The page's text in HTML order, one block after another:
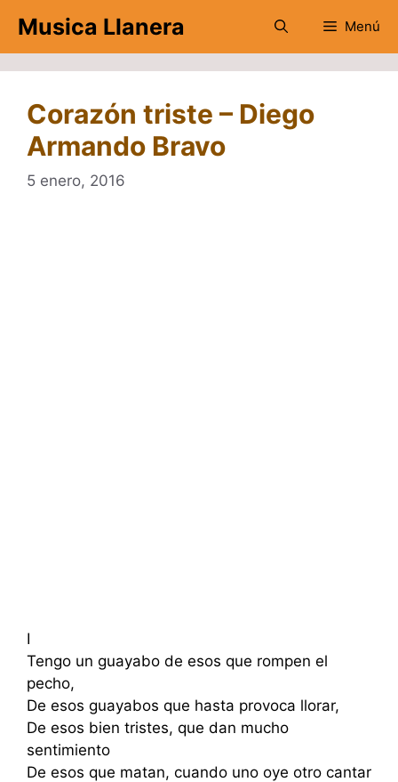
contenido
Musica Llanera Menú
Corazón triste – Diego
Armando Bravo
5 enero, 2016
I
Tengo un guayabo de esos que rompen el
pecho,
De esos guayabos que hasta provoca llorar,
De esos bien tristes, que dan mucho
sentimiento
De esos que matan, cuando uno oye otro cantar